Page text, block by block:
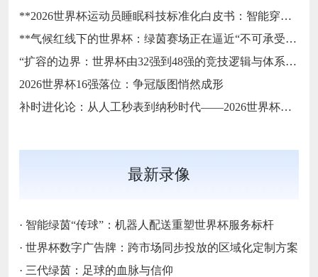
**2026世界杯运动员睡眠科技标准化白皮书：智能穿戴监测标准与认证体系框架**
**气候红线下的世界杯：绿茵赛场正在逼近“不可承受之热”**
“扩容的边界：世界杯由32强到48强的竞技逻辑与体系重塑”
2026世界杯16强落位：争冠版图悄然成形
补时进化论：从人工秒表到纳秒时代——2026世界杯计时规则展望
最新录像
· 智能绿茵“传球”：机器人配送重塑世界杯服务标杆
· 世界杯数字广告牌：跨市场同步投放的区域化定制方案
· 三代绿茵：足球的血脉与信仰